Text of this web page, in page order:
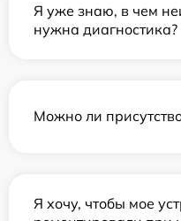
Я уже знаю, в чем
нужна диагностика?
Можно ли
Я хочу, чтобы мое